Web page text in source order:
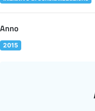
Anno
2015